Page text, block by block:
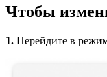
Чтобы
1. Перейдите в